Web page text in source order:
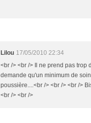
Lilou 17/05/2010 22:34
<br /> <br /> Il ne prend pas trop
demande qu'un minimum de
poussière....<br /> <br /> <br />
<br /> <br />